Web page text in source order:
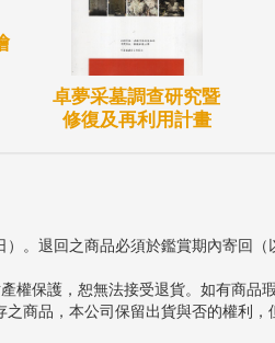
高雄的歷史脈絡更為清
卓夢采墓調查研究暨
修復及再利用計畫
。退回之商品必須於鑑賞期內寄回
權保護，恕無法接受退貨。如有商品
商品，本公司保留出貨與否的權利